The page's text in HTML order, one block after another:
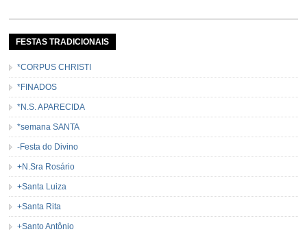
FESTAS TRADICIONAIS
*CORPUS CHRISTI
*FINADOS
*N.S. APARECIDA
*semana SANTA
-Festa do Divino
+N.Sra Rosário
+Santa Luiza
+Santa Rita
+Santo Antônio